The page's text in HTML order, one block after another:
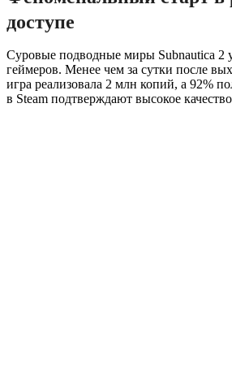
доступе
Суровые подводные миры Subnautica 2
геймеров. Менее чем за сутки после
игра реализовала 2 млн копий, а 92%
в Steam подтверждают высокое